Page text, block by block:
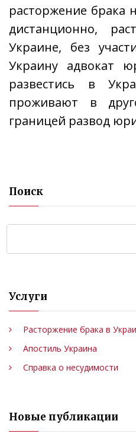
расторжение брака
дистанционно,
Украине, без
Украину адвокат
развестись в
проживают в
границей развод
Поиск
Услуги
Расторжение брака в
Апостиль Украина
Справка о несудимости
Новые публикации